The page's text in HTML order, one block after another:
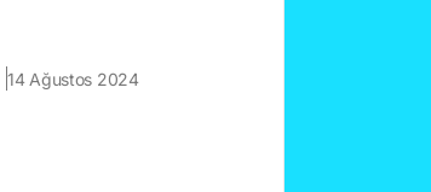
14 Ağustos 2024